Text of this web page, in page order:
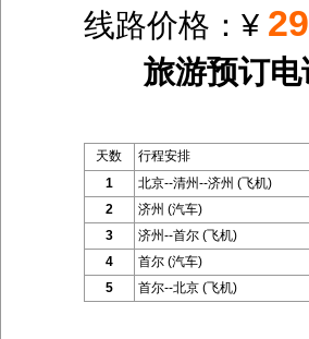
线路价格：¥
旅游预订
天数 行程安排
1
北京--清州--济州 (飞机)
2
济州 (汽车)
3
济州--首尔 (飞机)
4
首尔 (汽车)
5
首尔--北京 (飞机)